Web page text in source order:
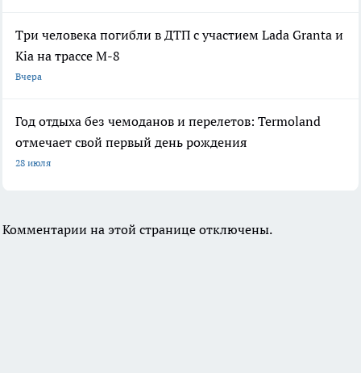
Три человека погибли в ДТП с участием Lada Granta и
Kia на трассе М-8
Вчера
Год отдыха без чемоданов и перелетов: Termoland
отмечает свой первый день рождения
28 июля
Комментарии на этой странице отключены.